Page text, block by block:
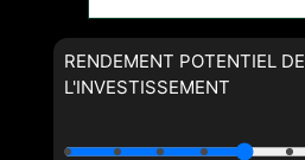
RENDEMENT POTENTIEL DE
L'INVESTISSEMENT